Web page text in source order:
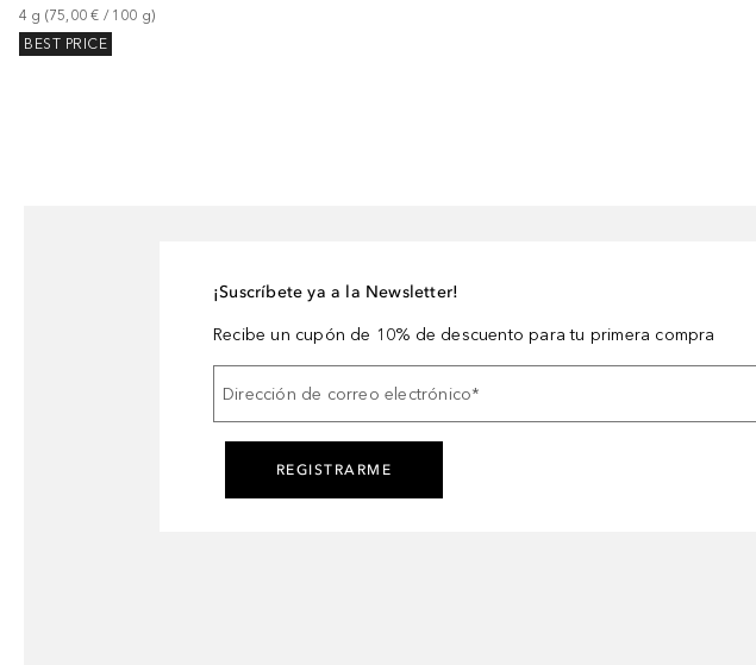
4 g (75,00 € / 100 g)
BEST PRICE
¡Suscríbete ya a la Newsletter!
Recibe un cupón de 10% de descuento para tu primera compra
Dirección de correo electrónico*
REGISTRARME